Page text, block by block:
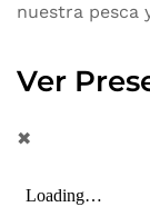
nuestra pesca
Ver
✖